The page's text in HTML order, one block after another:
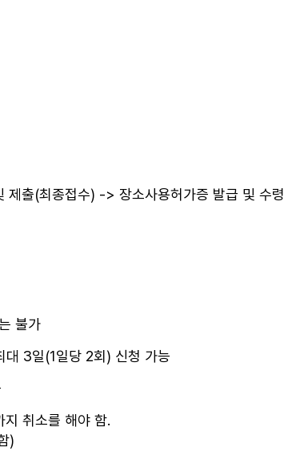
출(최종접수) -> 장소사용허가증 발급 및 수령
불가
대 3일(1일당 2회) 신청 가능
취소를 해야 함.
)